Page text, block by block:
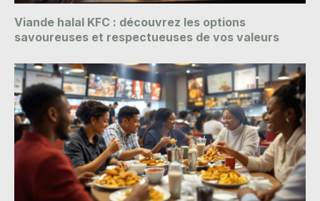
Viande halal KFC : découvrez les options
savoureuses et respectueuses de vos valeurs